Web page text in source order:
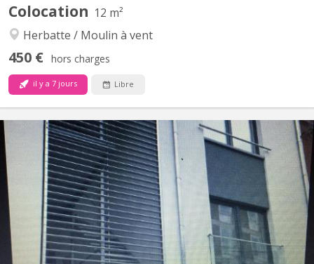
Colocation 12 m²
Herbatte / Moulin à vent
450 € hors charges
il y a 7 jours Libre
KN 5857
Très beau duplex comprenant 3 chambres dont une avec un coin
douche/évier privé, un séjour, une cuisine équipée, une salle de
bains, 2 wc